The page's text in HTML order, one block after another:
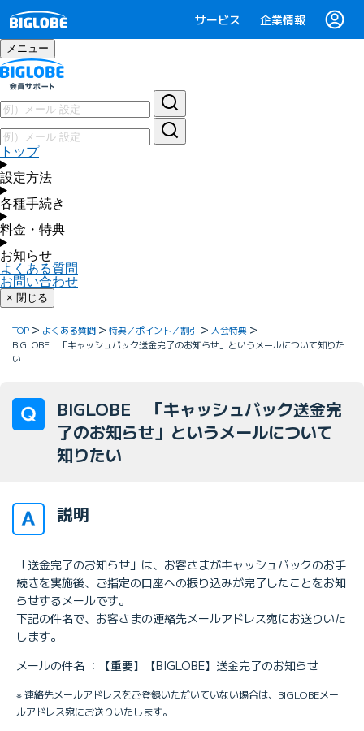
サービス 企業情報
メニュー
トップ
設定方法
各種手続き
料金・特典
お知らせ
よくある質問
お問い合わせ
× 閉じる
TOP よくある質問 特典／ポイント／割引
入会特典
BIGLOBE 「キャッシュバック送金完了のお知らせ」というメールについて知りた
い
BIGLOBE 「キャッシュバック送金完
了のお知らせ」というメールについて
知りたい
説明
「送金完了のお知らせ」は、お客さまがキャッシュバックのお手
続きを実施後、ご指定の口座への振り込みが完了したことをお知
らせするメールです。
下記の件名で、お客さまの連絡先メールアドレス宛にお送りいた
します。
メールの件名 ：【重要】【BIGLOBE】送金完了のお知らせ
※ 連絡先メールアドレスをご登録いただいていない場合は、BIGLOBEメー
ルアドレス宛にお送りいたします。